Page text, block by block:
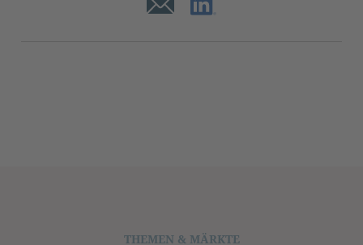
THEMEN & MÄRKTE